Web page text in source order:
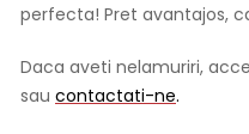
perfecta! Pret avantajos,
Daca aveti nelamuriri,
sau contactati-ne.